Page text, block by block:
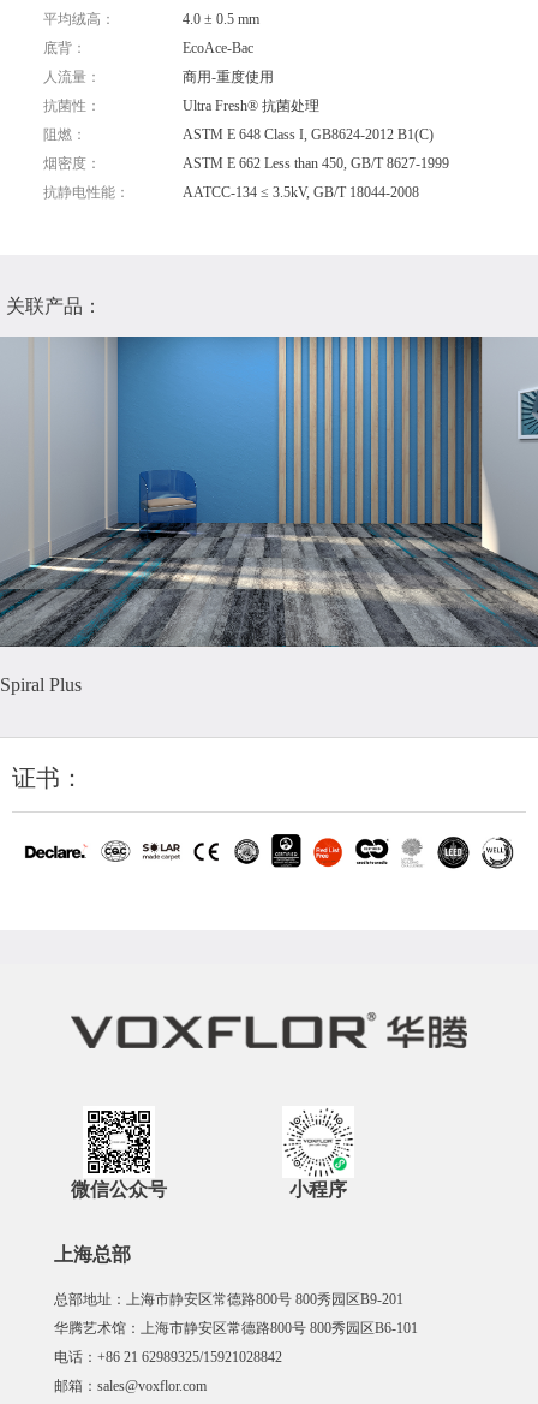
平均绒高：
4.0 ± 0.5 mm
底背：
EcoAce-Bac
人流量：
商用-重度使用
抗菌性：
Ultra Fresh® 抗菌处理
阻燃：
ASTM E 648 Class I, GB8624-2012 B1(C)
烟密度：
ASTM E 662 Less than 450, GB/T 8627-1999
抗静电性能：
AATCC-134 ≤ 3.5kV, GB/T 18044-2008
关联产品：
Spiral Plus
证书：
微信公众号 小程序
上海总部
总部地址：上海市静安区常德路800号 800秀园区B9-201
华腾艺术馆：上海市静安区常德路800号 800秀园区B6-101
电话：+86 21 62989325/15921028842
邮箱：sales@voxflor.com